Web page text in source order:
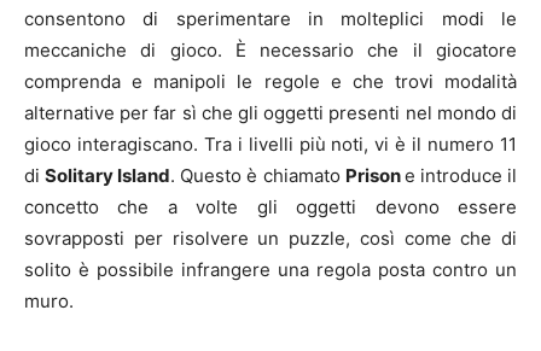
consentono di sperimentare in molteplici modi le
meccaniche di gioco. È necessario che il giocatore
comprenda e manipoli le regole e che trovi modalità
alternative per far sì che gli oggetti presenti nel mondo di
gioco interagiscano. Tra i livelli più noti, vi è il numero 11
diSolitary Island. Questo è chiamato Prisone introduce il
concetto che a volte gli oggetti devono essere
sovrapposti per risolvere un puzzle, così come che di
solito è possibile infrangere una regola posta contro un
muro.